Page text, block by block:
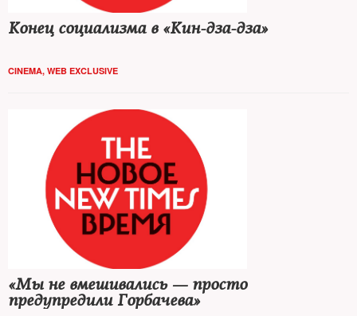
Конец социализма в «Кин-дза-дза»
CINEMA, WEB EXCLUSIVE
«Мы не вмешивались — просто
предупредили Горбачева»